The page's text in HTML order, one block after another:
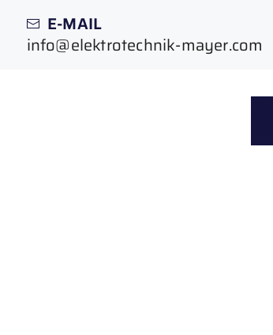
E-MAIL
info@elektrotechnik-mayer.com